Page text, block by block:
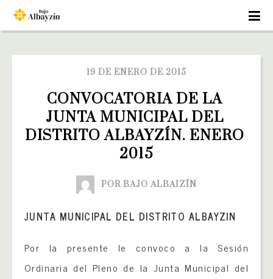
19 DE ENERO DE 2015
CONVOCATORIA DE LA
JUNTA MUNICIPAL DEL
DISTRITO ALBAYZÍN. ENERO
2015
POR BAJO ALBAIZÍN
JUNTA MUNICIPAL DEL DISTRITO ALBAYZIN
Por la presente le convoco a la Sesión
Ordinaria del Pleno de la Junta Municipal del